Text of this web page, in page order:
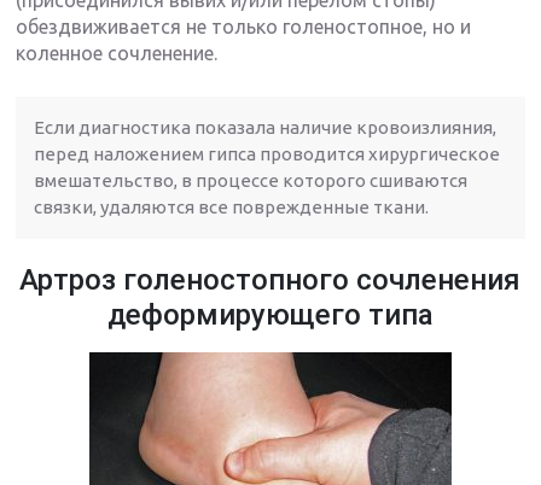
обездвиживается не только голеностопное, но и
коленное сочленение.
Если диагностика показала наличие кровоизлияния,
перед наложением гипса проводится хирургическое
вмешательство, в процессе которого сшиваются
связки, удаляются все поврежденные ткани.
Артроз голеностопного сочленения
деформирующего типа